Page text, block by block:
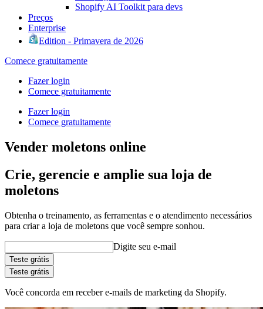
Shopify AI Toolkit para devs
Preços
Enterprise
Edition - Primavera de 2026
Comece gratuitamente
Fazer login
Comece gratuitamente
Fazer login
Comece gratuitamente
Vender moletons online
Crie, gerencie e amplie sua loja de
moletons
Obtenha o treinamento, as ferramentas e o atendimento necessários
para criar a loja de moletons que você sempre sonhou.
Digite seu e-mail
Teste grátis
Teste grátis
Você concorda em receber e-mails de marketing da Shopify.